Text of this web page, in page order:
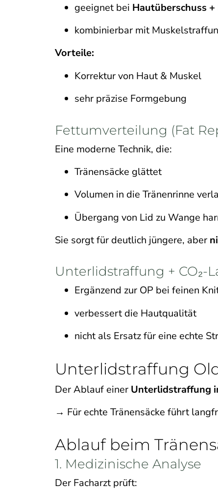
geeignet bei Hautüberschuss
kombinierbar mit
Vorteile:
Korrektur von Haut & Muskel
sehr präzise Formgebung
Fettumverteilung (Fat
Eine moderne Technik, die:
Tränensäcke glättet
Volumen in die Tränenrinne
Übergang von Lid zu Wange
Sie sorgt für deutlich jüngere, aber
Unterlidstraffung + CO₂-
Ergänzend zur OP bei feinen
verbessert die Hautqualität
nicht als Ersatz für eine echte
Unterlidstraffung
Der Ablauf einer Unterlidstraffung
→ Für echte Tränensäcke führt
Ablauf beim
1. Medizinische Analyse
Der Facharzt prüft: